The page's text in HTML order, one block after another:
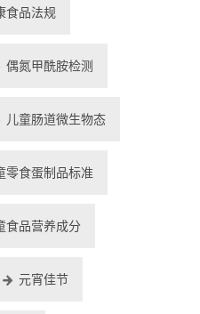
食品法规
偶氮甲酰胺检测
儿童肠道微生物态
零食蛋制品标准
食品营养成分
元宵佳节